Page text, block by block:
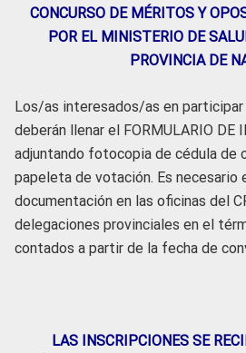
CONCURSO DE MÉRITOS Y
POR EL MINISTERIO DE
PROVINCIA DE
Los/as interesados/as en participar
deberán llenar el FORMULARIO DE
adjuntando fotocopia de cédula de
papeleta de votación. Es necesario
documentación en las oficinas del
delegaciones provinciales en el
contados a partir de la fecha de
LAS INSCRIPCIONES SE